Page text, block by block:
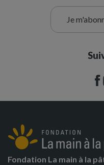
Je
Fondation La main à la